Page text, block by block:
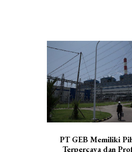
PT GEB Memiliki
Terpercaya dan